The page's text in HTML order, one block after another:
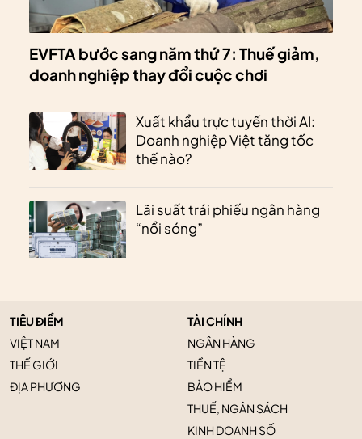
EVFTA bước sang năm thứ 7: Thuế giảm,
doanh nghiệp thay đổi cuộc chơi
Xuất khẩu trực tuyến thời AI:
Doanh nghiệp Việt tăng tốc
thế nào?
Lãi suất trái phiếu ngân hàng
“nổi sóng”
TIÊU ĐIỂM
VIỆT NAM
THẾ GIỚI
ĐỊA PHƯƠNG
TÀI CHÍNH
NGÂN HÀNG
TIỀN TỆ
BẢO HIỂM
THUẾ, NGÂN SÁCH
KINH DOANH SỐ